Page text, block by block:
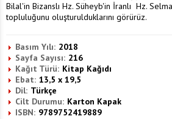
Bilal'in Bizanslı Hz. Süheyb'in İranlı Hz.
topluluğunu oluşturulduklarını görürüz.
Basım Yılı: 2018
Sayfa Sayısı: 216
Kağıt Türü: Kitap Kağıdı
Ebat: 13,5 x 19,5
Dil: Türkçe
Cilt Durumu: Karton Kapak
ISBN: 9789752419889